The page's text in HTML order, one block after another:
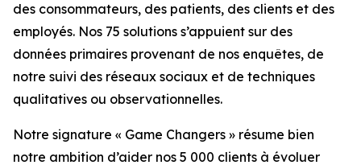
des consommateurs, des patients, des clients et des
employés. Nos 75 solutions s’appuient sur des
données primaires provenant de nos enquêtes, de
notre suivi des réseaux sociaux et de techniques
qualitatives ou observationnelles.
Notre signature « Game Changers » résume bien
notre ambition d’aider nos 5 000 clients à évoluer